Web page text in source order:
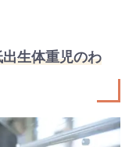
生体重児のわ